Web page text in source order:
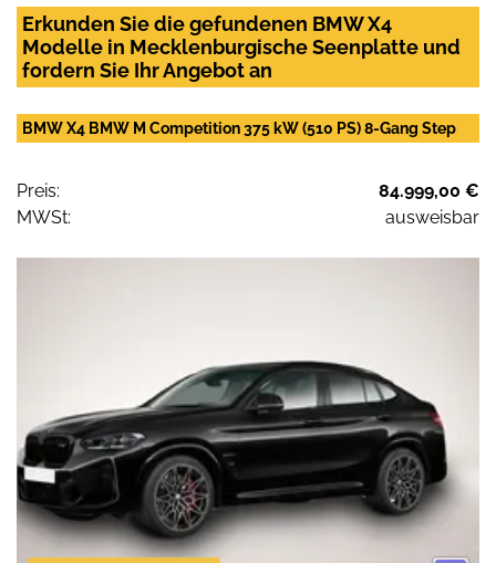
Erkunden Sie die gefundenen BMW X4
Modelle in Mecklenburgische Seenplatte und
fordern Sie Ihr Angebot an
BMW X4 BMW M Competition 375 kW (510 PS) 8-Gang Step
Preis:
84.999,00 €
MWSt:
ausweisbar